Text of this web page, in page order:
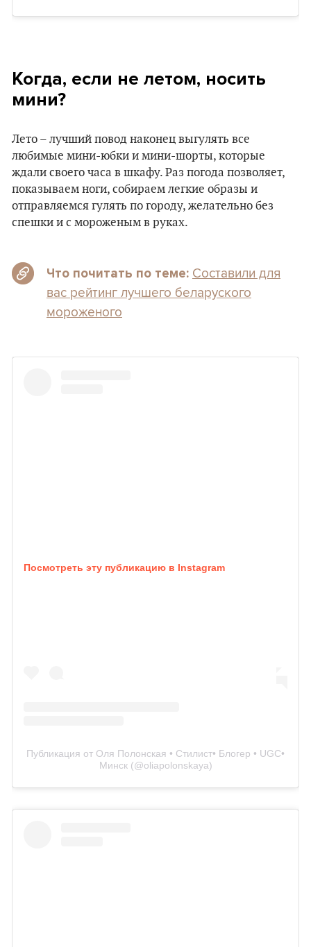
Когда, если не летом, носить
мини?
Лето – лучший повод наконец выгулять все
любимые мини-юбки и мини-шорты, которые
ждали своего часа в шкафу. Раз погода позволяет,
показываем ноги, собираем легкие образы и
отправляемся гулять по городу, желательно без
спешки и с мороженым в руках.
Что почитать по теме: Составили для
вас рейтинг лучшего беларуского
мороженого
Посмотреть эту публикацию в Instagram
Публикация от Оля Полонская • Стилист• Блогер • UGC•
Минск (@oliapolonskaya)